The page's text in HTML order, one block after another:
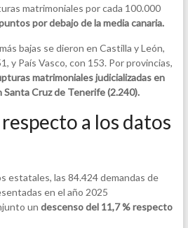
matrimoniales por cada 100.000
por debajo de la media canaria.
bajas se dieron en Castilla y León,
y País Vasco, con 153. Por provincias,
matrimoniales judicializadas en
Santa Cruz de Tenerife (2.240).
a los datos
estatales, las 84.424 demandas de
en el año 2025
un descenso del 11,7 % respecto